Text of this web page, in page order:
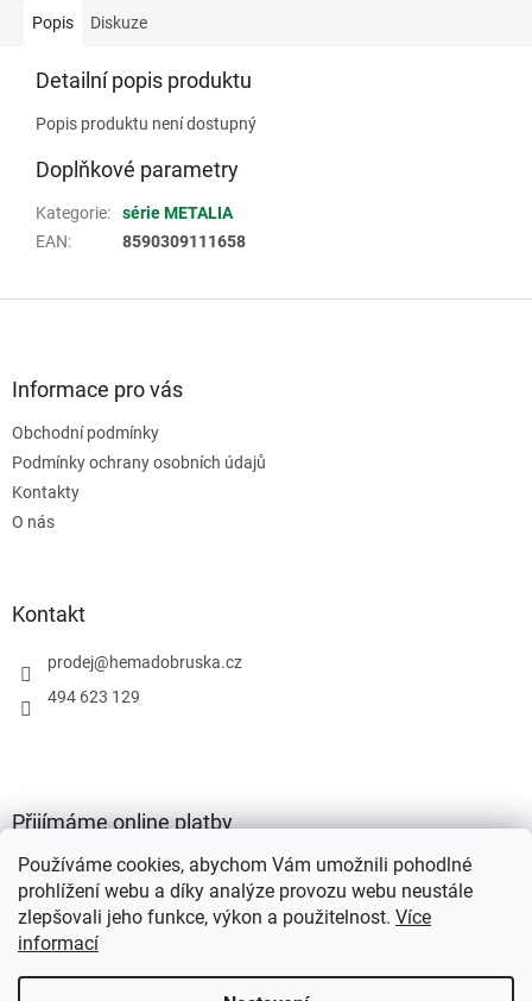
Používáme cookies, abychom Vám umožnili pohodlné
prohlížení webu a díky analýze provozu webu neustále
zlepšovali jeho funkce, výkon a použitelnost. Více
informací
Popis Diskuze
Detailní popis produktu
Popis produktu není dostupný
Doplňkové parametry
Kategorie:
série METALIA
EAN: 8590309111658
Informace pro vás
Obchodní podmínky
Podmínky ochrany osobních údajů
Kontakty
O nás
Kontakt
prodej@hemadobruska.cz
494 623 129
Přijímáme online platby